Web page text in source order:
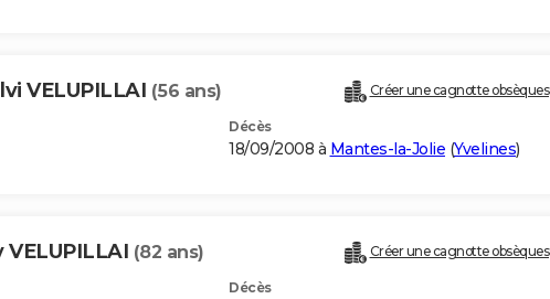
VELUPILLAI (56 ans) Créer une cagnotte obsèques
Décès
18/09/2008 à Mantes-la-Jolie (Yvelines)
VELUPILLAI (82 ans) Créer une cagnotte obsèques
Décès